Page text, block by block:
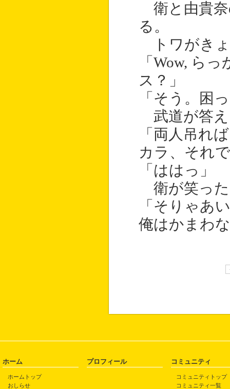
衛と由貴奈
る。
トワがきょ
「Wow, ら
ス？」
「そう。困
武道が答え
「両人吊れ
カラ、それ
「ははっ」
衛が笑っ
「そりゃあ
俺はかまわ
ホーム
ホームトップ
おしらせ
プロフィール コミュニティ
コミュニティトップ
コミュニティ一覧